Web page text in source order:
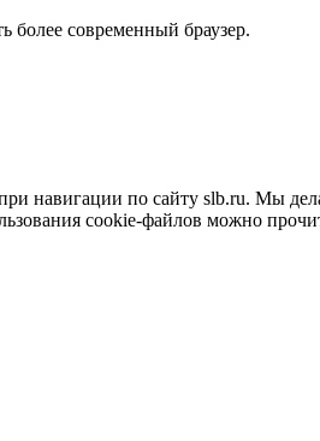
более современный браузер.
по сайту slb.ru. Мы
cookie-файлов можно